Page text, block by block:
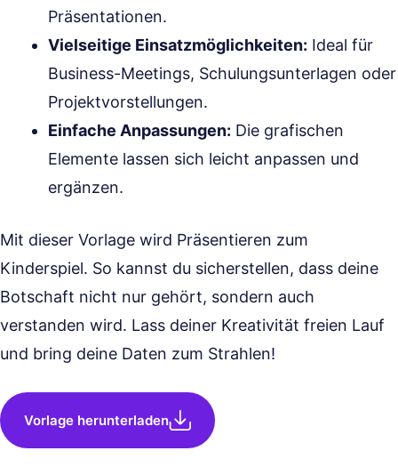
Präsentationen.
Vielseitige Einsatzmöglichkeiten: Ideal für
Business-Meetings, Schulungsunterlagen oder
Projektvorstellungen.
Einfache Anpassungen: Die grafischen
Elemente lassen sich leicht anpassen und
ergänzen.
Mit dieser Vorlage wird Präsentieren zum
Kinderspiel. So kannst du sicherstellen, dass deine
Botschaft nicht nur gehört, sondern auch
verstanden wird. Lass deiner Kreativität freien Lauf
und bring deine Daten zum Strahlen!
Vorlage herunterladen